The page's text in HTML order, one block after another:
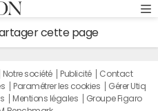
cette page
Notre société Publicité
Contact
Paramétrer les cookies
Gérer Utiq
Mentions légales
Groupe Figaro